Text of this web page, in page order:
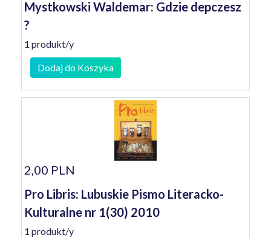
Mystkowski Waldemar: Gdzie depczesz
?
1 produkt/y
Dodaj do Koszyka
2,00 PLN
Pro Libris: Lubuskie Pismo Literacko-
Kulturalne nr 1(30) 2010
1 produkt/y